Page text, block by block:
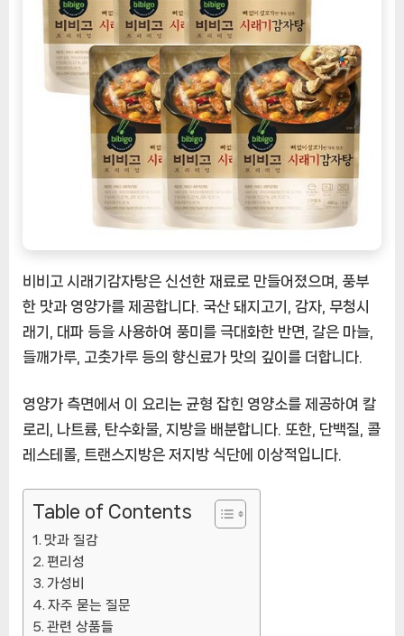
상
의
열
쇠
[EatingNOW
비비고 시래기감자탕은 신선한 재료로 만들어졌으며, 풍부
한 맛과 영양가를 제공합니다. 국산 돼지고기, 감자, 무청시
래기, 대파 등을 사용하여 풍미를 극대화한 반면, 갈은 마늘,
들깨가루, 고춧가루 등의 향신료가 맛의 깊이를 더합니다.
영양가 측면에서 이 요리는 균형 잡힌 영양소를 제공하여 칼
로리, 나트륨, 탄수화물, 지방을 배분합니다. 또한, 단백질, 콜
레스테롤, 트랜스지방은 저지방 식단에 이상적입니다.
Table of Contents
맛과 질감
편리성
가성비
자주 묻는 질문
관련 상품들